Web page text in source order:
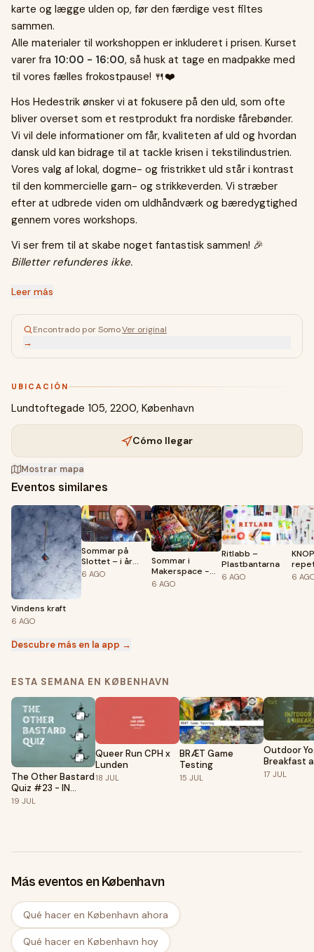
karte og lægge ulden op, før den færdige vest filtes
sammen.
Alle materialer til workshoppen er inkluderet i prisen. Kurset
varer fra 10:00 - 16:00, så husk at tage en madpakke med
til vores fælles frokostpause! 🍴❤️
Hos Hedestrik ønsker vi at fokusere på den uld, som ofte
bliver overset som et restprodukt fra nordiske fårebønder.
Vi vil dele informationer om får, kvaliteten af uld og hvordan
dansk uld kan bidrage til at tackle krisen i tekstilindustrien.
Vores valg af lokal, dogme- og fristrikket uld står i kontrast
til den kommercielle garn- og strikkeverden. Vi stræber
efter at udbrede viden om uldhåndværk og bæredygtighed
gennem vores workshops.
Vi ser frem til at skabe noget fantastisk sammen! 🎉
Billetter refunderes ikke.
Leer más
Encontrado por SomoVer original
→
UBICACIÓN
Lundtoftegade 105, 2200, København
Cómo llegar
Mostrar mapa
Eventos similares
Vindens kraft
6 AGO
Sommar på
Slottet – i år
även på
6 AGO
Sommar i
Makerspace -
Vecka 25 till 33
6 AGO
Ritlabb –
Plastbantarna
6 AGO 6
Descubre más en la app →
ESTA SEMANA EN KØBENHAVN
The Other Bastard
Quiz #23 - IN
NØRREBRO
19 JUL
Queer Run CPH x
Lunden
18 JUL
BRÆT Game
Testing
15 JUL
Outdoor
Breakfast
Thoras
17 JUL
Más eventos en København
Qué hacer en København ahora
Qué hacer en København hoy